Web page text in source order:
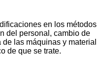
en los métodos
del personal, cambio de
las máquinas y material
de que se trate.